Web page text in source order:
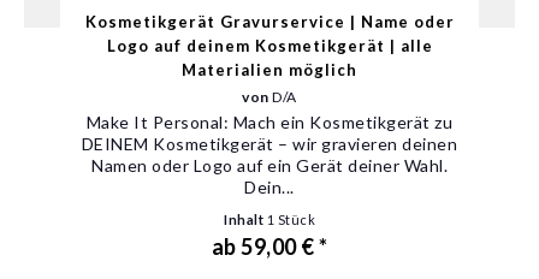
Kosmetikgerät Gravurservice | Name oder
Logo auf deinem Kosmetikgerät | alle
Materialien möglich
vonD/A
Make It Personal: Mach ein Kosmetikgerät zu
DEINEM Kosmetikgerät – wir gravieren deinen
Namen oder Logo auf ein Gerät deiner Wahl.
Dein...
Inhalt 1 Stück
ab 59,00 € *